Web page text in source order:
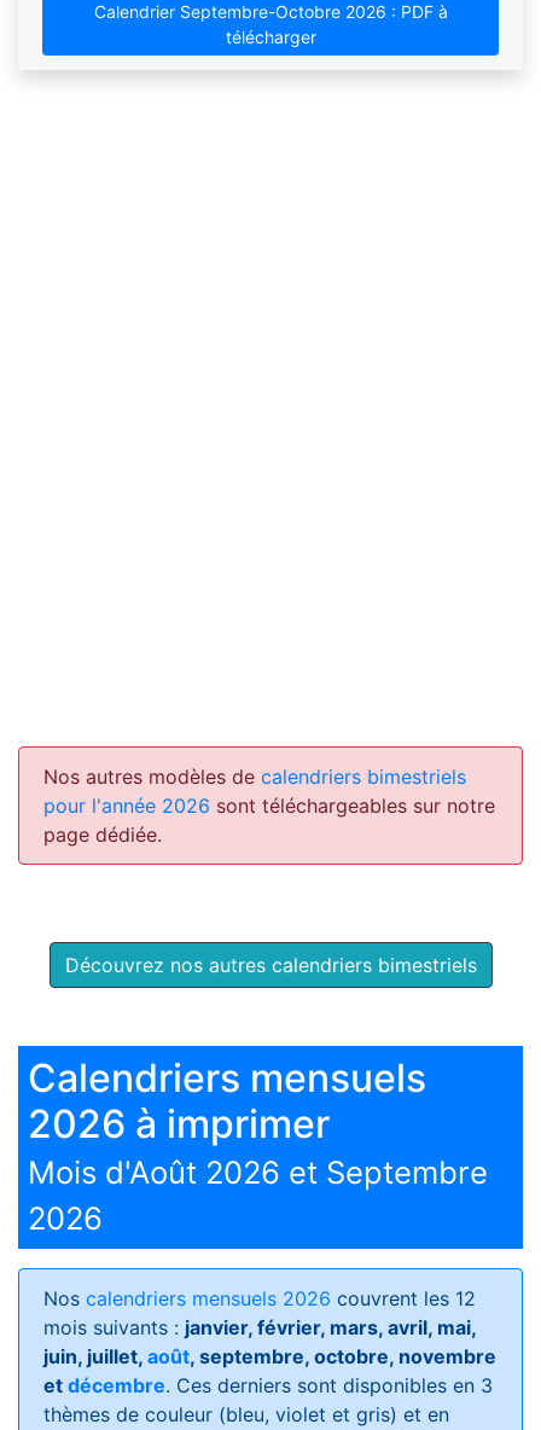
Calendrier Septembre-Octobre 2026 : PDF à
télécharger
Nos autres modèles de calendriers bimestriels
pour l'année 2026 sont téléchargeables sur notre
page dédiée.
Découvrez nos autres calendriers bimestriels
Calendriers mensuels
2026 à imprimer
Mois d'Août 2026 et Septembre
2026
Nos calendriers mensuels 2026 couvrent les 12
mois suivants : janvier, février, mars, avril, mai,
juin, juillet, août, septembre, octobre, novembre
et décembre. Ces derniers sont disponibles en 3
thèmes de couleur (bleu, violet et gris) et en